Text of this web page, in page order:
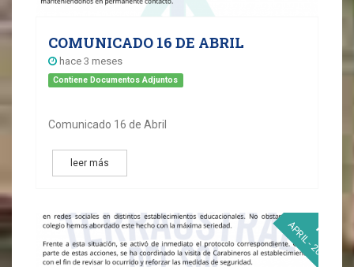
COMUNICADO 16 DE ABRIL
hace 3 meses
Contiene Documentos Adjuntos
Comunicado 16 de Abril
leer más
15
APRIL - 2026